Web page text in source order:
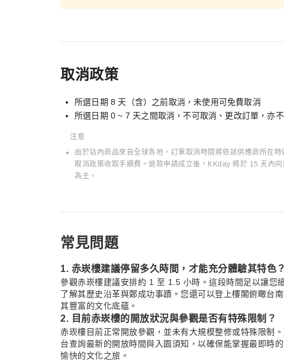
取消政策
所選日期 8 天（含）之前取消，未使用可免費取消
所選日期 0 ~ 7 天之間取消，不可取消、更改訂單，亦
注意
由於站內商品來自全球各地，訂單取消時間將依該供應商所在
取消政策收取手續費。退款申請成立後，KKday 將於 15 天內
為主。
常見問題
1. 赤崁樓建議停留多久時間，才能充分體驗其特色？
參觀赤崁樓建議安排約 1 至 1.5 小時。這段時間足以讓您
了解其歷史沿革與鄭成功事蹟。您還可以登上樓閣俯瞰台
其豐富的文化底蘊。
2. 目前赤崁樓的開放狀況與參觀是否有特殊限制？
赤崁樓目前正常開放參觀，並未有大規模整修或特殊限制
台查詢最新的開放時間與入園須知，以確保能掌握最即時
愉快的文化之旅。